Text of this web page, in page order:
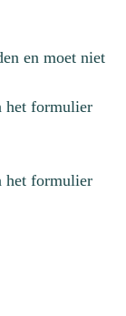
en moet niet
het formulier
het formulier